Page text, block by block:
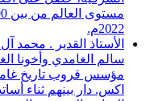
2022م.
الأستاذ القدير . محمد
سالم الغامدي وأخونا
مؤسس قروب تاريخ
اكس. دار بينهم ثناء